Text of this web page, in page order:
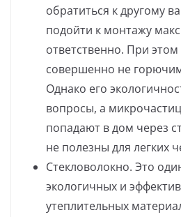
обратиться к другому
подойти к монтажу
ответственно. При этом
совершенно не
Однако его
вопросы, а
попадают в дом через
не полезны для легких
Стекловолокно. Это
экологичных и
утеплительных